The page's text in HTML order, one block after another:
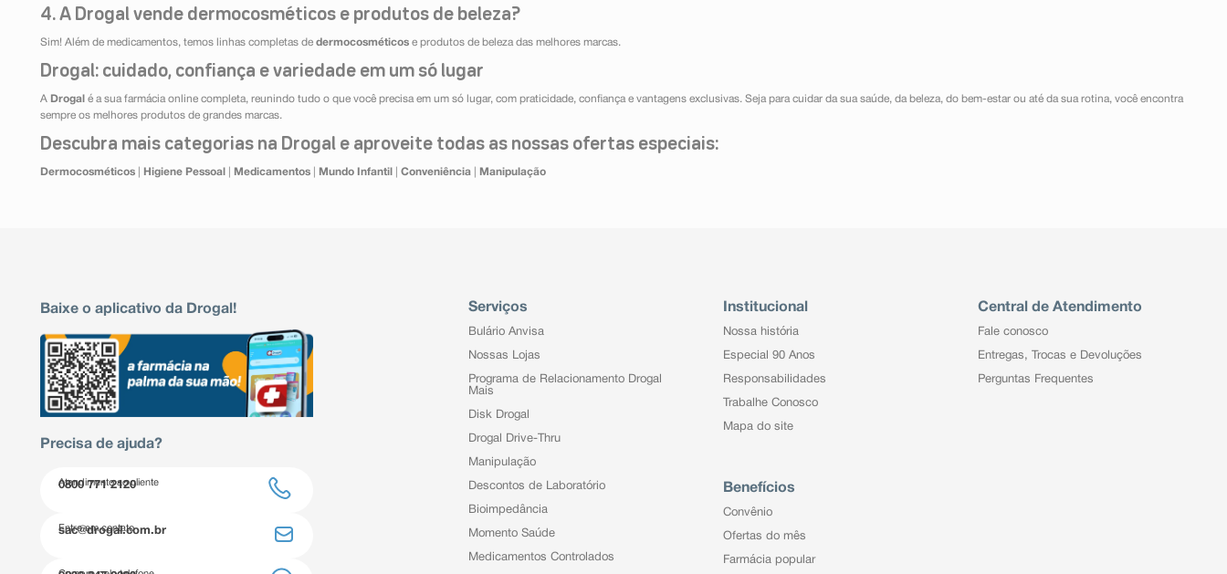
4. A Drogal vende dermocosméticos e produtos de beleza?
Sim! Além de medicamentos, temos linhas completas de dermocosméticos e produtos de beleza das melhores marcas.
Drogal: cuidado, confiança e variedade em um só lugar
A Drogal é a sua farmácia online completa, reunindo tudo o que você precisa em um só lugar, com praticidade, confiança e vantagens exclusivas. Seja para cuidar da sua saúde, da beleza, do bem-estar ou até da sua rotina, você encontra
sempre os melhores produtos de grandes marcas.
Descubra mais categorias na Drogal e aproveite todas as nossas ofertas especiais:
Dermocosméticos Higiene Pessoal Medicamentos Mundo Infantil Conveniência Manipulação
Baixe o aplicativo da Drogal!
Precisa de ajuda?
Atendimento ao cliente
0800 771 2120
Entre em contato
sac@drogal.com.br
Serviços
Bulário Anvisa
Nossas Lojas
Programa de Relacionamento Drogal
Mais
Disk Drogal
Drogal Drive-Thru
Manipulação
Descontos de Laboratório
Bioimpedância
Momento Saúde
Medicamentos Controlados
Institucional
Nossa história
Especial 90 Anos
Responsabilidades
Trabalhe Conosco
Mapa do site
Benefícios
Convênio
Ofertas do mês
Farmácia popular
Central de Atendimento
Fale conosco
Entregas, Trocas e Devoluções
Perguntas Frequentes